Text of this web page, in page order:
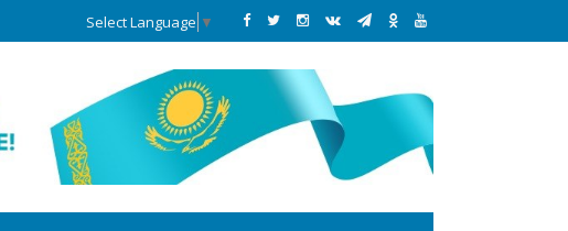
Select Language ▼